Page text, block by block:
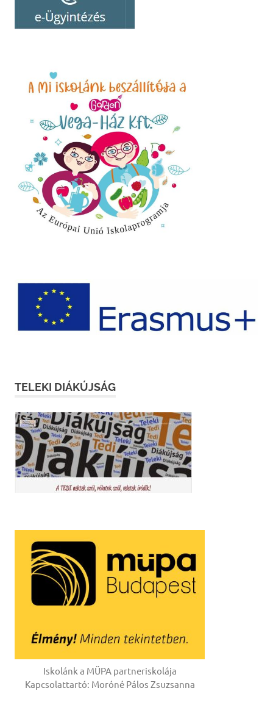
TELEKI DIÁKÚJSÁG
Iskolánk a MÜPA partneriskolája
Kapcsolattartó: Moróné Pálos Zsuzsanna